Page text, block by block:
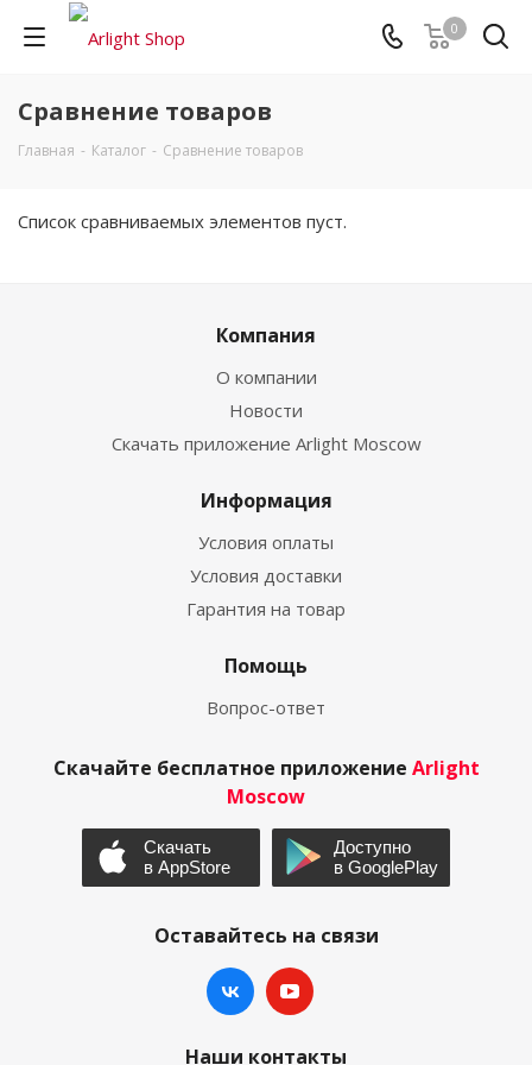
0
Сравнение товаров
Главная - Каталог - Сравнение товаров
Список сравниваемых элементов пуст.
Компания
О компании
Новости
Скачать приложение Arlight Moscow
Информация
Условия оплаты
Условия доставки
Гарантия на товар
Помощь
Вопрос-ответ
Скачайте бесплатное приложение Arlight
Moscow
Оставайтесь на связи
Наши контакты